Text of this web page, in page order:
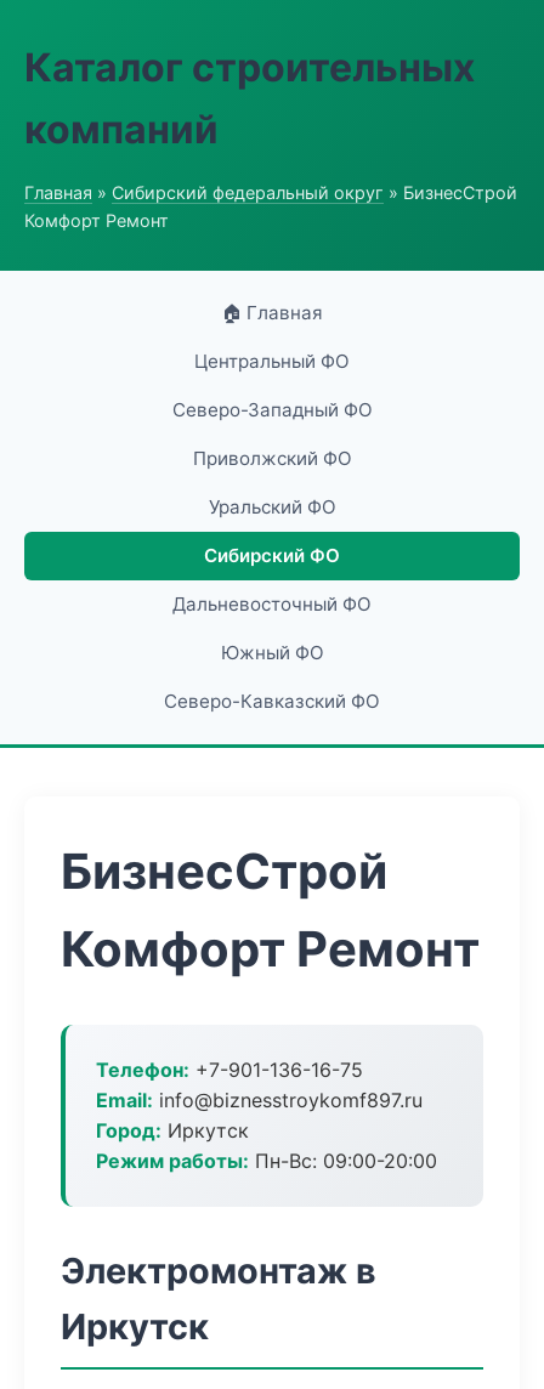
Каталог строительных
компаний
Главная » Сибирский федеральный округ » БизнесСтрой
Комфорт Ремонт
🏠 Главная
Центральный ФО
Северо-Западный ФО
Приволжский ФО
Уральский ФО
Сибирский ФО
Дальневосточный ФО
Южный ФО
Северо-Кавказский ФО
БизнесСтрой
Комфорт Ремонт
Телефон: +7-901-136-16-75
Email: info@biznesstroykomf897.ru
Город: Иркутск
Режим работы: Пн-Вс: 09:00-20:00
Электромонтаж в
Иркутск